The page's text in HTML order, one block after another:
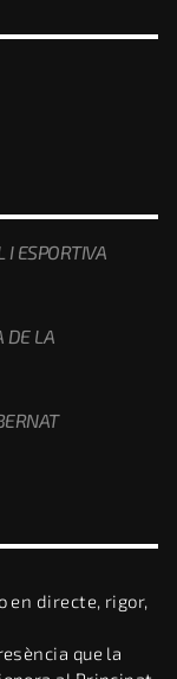
I ESPORTIVA
DE LA
en directe, rigor,
que la